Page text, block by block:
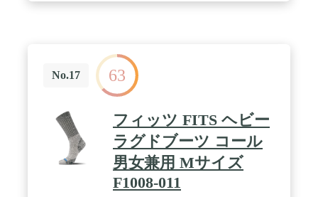
No.17 63
フィッツ FITS ヘビー
ラグドブーツ コール
男女兼用 Mサイズ
F1008-011